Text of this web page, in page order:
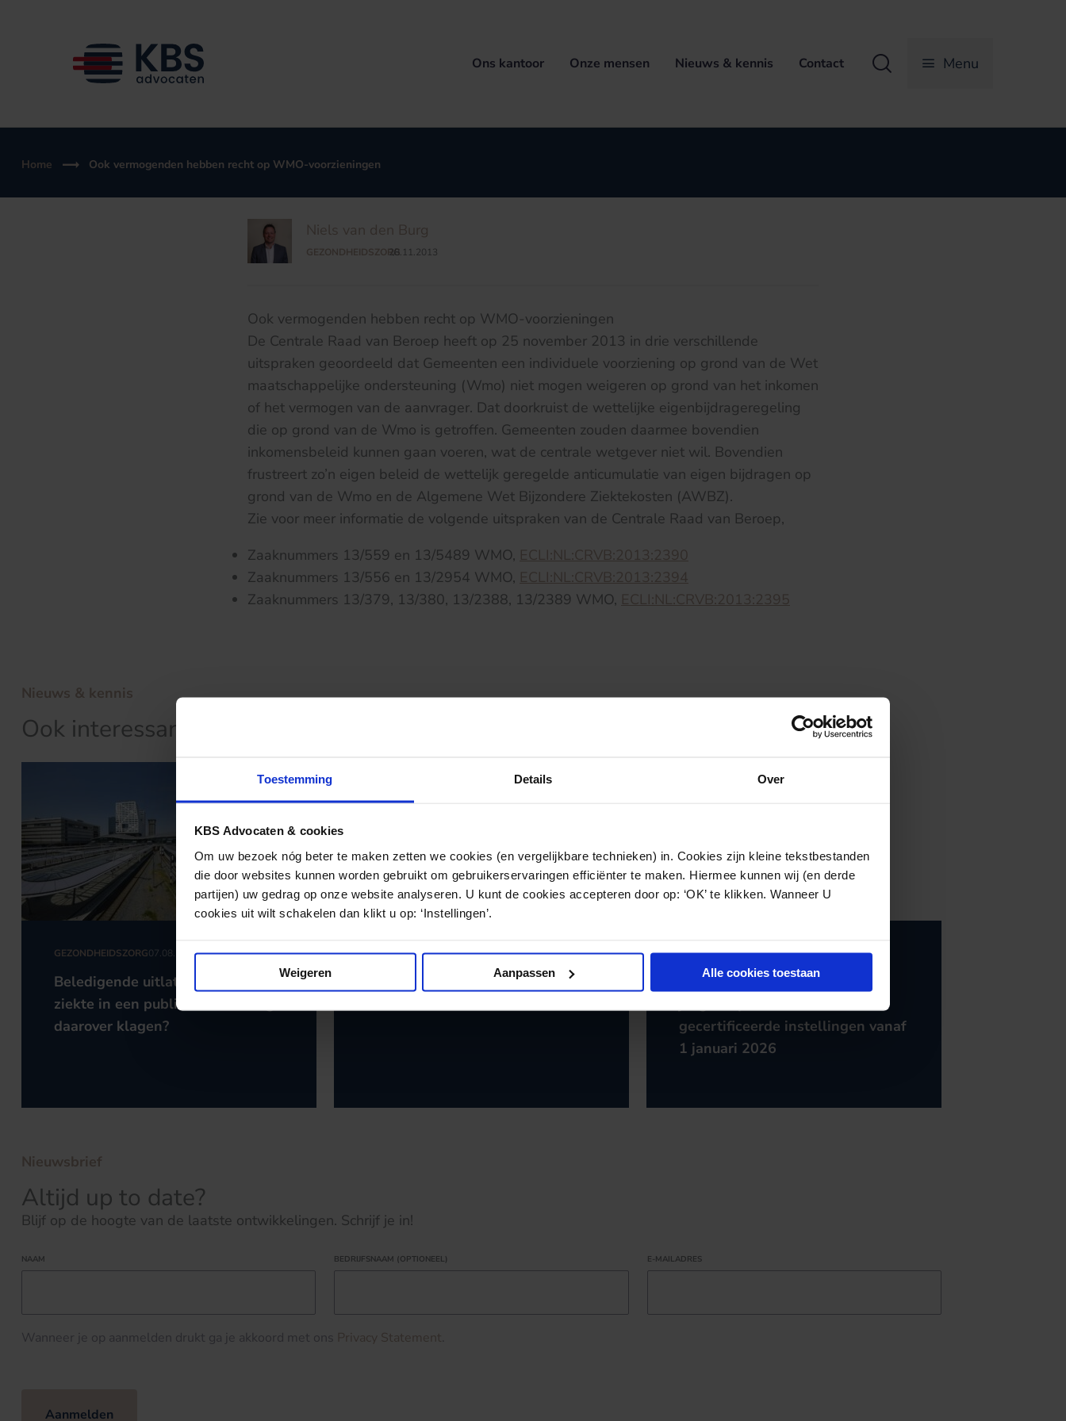
Toestemming Details Over
KBS Advocaten & cookies
Om uw bezoek nóg beter te maken zetten we cookies (en vergelijkbare technieken) in. Cookies zijn kleine tekstbestanden
die door websites kunnen worden gebruikt om gebruikerservaringen efficiënter te maken. Hiermee kunnen wij (en derde
partijen) uw gedrag op onze website analyseren. U kunt de cookies accepteren door op: ‘OK’ te klikken. Wanneer U
cookies uit wilt schakelen dan klikt u op: ‘Instellingen’.
Weigeren Aanpassen Alle cookies toestaan
Ons kantoor Onze mensen Nieuws & kennis Contact Zoeken Menu
Home Ook vermogenden hebben recht op WMO-voorzieningen
Niels van den Burg
GEZONDHEIDSZORG
/
28.11.2013
Ook vermogenden hebben recht op WMO-voorzieningen
De Centrale Raad van Beroep heeft op 25 november 2013 in drie verschillende
uitspraken geoordeeld dat Gemeenten een individuele voorziening op grond van de Wet
maatschappelijke ondersteuning (Wmo) niet mogen weigeren op grond van het inkomen
of het vermogen van de aanvrager. Dat doorkruist de wettelijke eigenbijdrageregeling
die op grond van de Wmo is getroffen. Gemeenten zouden daarmee bovendien
inkomensbeleid kunnen gaan voeren, wat de centrale wetgever niet wil. Bovendien
frustreert zo’n eigen beleid de wettelijk geregelde anticumulatie van eigen bijdragen op
grond van de Wmo en de Algemene Wet Bijzondere Ziektekosten (AWBZ).
Zie voor meer informatie de volgende uitspraken van de Centrale Raad van Beroep,
Zaaknummers 13/559 en 13/5489 WMO, ECLI:NL:CRVB:2013:2390
Zaaknummers 13/556 en 13/2954 WMO, ECLI:NL:CRVB:2013:2394
Zaaknummers 13/379, 13/380, 13/2388, 13/2389 WMO, ECLI:NL:CRVB:2013:2395
Nieuws & kennis
Ook interessant?
GEZONDHEIDSZORG07.08.2026
Beledigende uitlatingen over een
ziekte in een publicatie: wie mag
daarover klagen?
GEZONDHEIDSZORG27.02.2026
Calamiteiten in de zorg: bij twijfel
GEZONDHEIDSZORG12.01.2026
Nieuwe verplichtingen voor
gecertificeerde instellingen vanaf
1 januari 2026
Nieuwsbrief
Altijd up to date?
Blijf op de hoogte van de laatste ontwikkelingen. Schrijf je in!
NAAM BEDRIJFSNAAM (OPTIONEEL) E-MAILADRES
Wanneer je op aanmelden drukt ga je akkoord met ons Privacy Statement.
Aanmelden